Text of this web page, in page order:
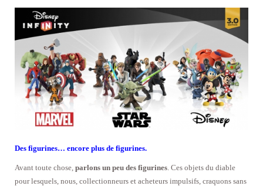
Des figurines… encore plus de figurines.
Avant toute chose, parlons un peu des figurines . Ces objets du diable
pour lesquels, nous, collectionneurs et acheteurs impulsifs, craquons sans